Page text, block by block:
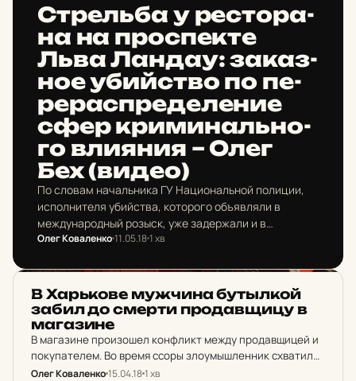
Стрель­ба у рес­то­ра­
на на прос­пек­те
Льва Ландау: за­каз­
ное убий­ство по пе­
ре­рас­пре­де­ле­ние
сфер кри­ми­наль­но­
го вли­я­ния – Олег
Бех (видео)
По словам начальника ГУ Национальной полиции,
исполнителя убийства, которого объявляли в
международный розыск, уже задержали и в
ближайшее время полиция ожидает его
Олег Коваленко11.05.181 хв
В Харь­ко­ве муж­чи­на бут­ылкой
забил до смерти про­дав­щи­цу в
ма­га­зи­не
В магазине произошел конфликт между продавщицей и
покупателем. Во время ссоры злоумышленник схватил
стеклянную бутылку, которой нанес женщине несколько
Олег Коваленко15.04.181 хв